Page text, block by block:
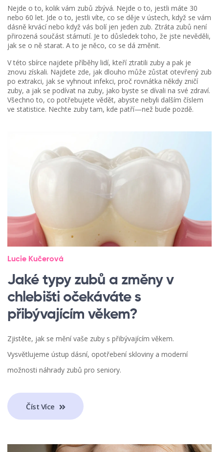
Nejde o to, kolik vám zubů zbývá. Nejde o to, jestli máte 30
nebo 60 let. Jde o to, jestli víte, co se děje v ústech, když se vám
dásně krvácí nebo když vás bolí jen jeden zub. Ztráta zubů není
přirozená součást stárnutí. Je to důsledek toho, že jste nevěděli,
jak se o ně starat. A to je něco, co se dá změnit.
V této sbírce najdete příběhy lidí, kteří ztratili zuby a pak je
znovu získali. Najdete zde, jak dlouho může zůstat otevřený zub
po extrakci, jak se vyhnout infekci, proč rovnátka někdy zničí
zuby, a jak se podívat na zuby, jako byste se dívali na své zdraví.
Všechno to, co potřebujete vědět, abyste nebyli dalším číslem
ve statistice. Nechte zuby tam, kde patří—než bude pozdě.
Lucie Kučerová
Jaké typy zubů a změny v
chlebišti očekáváte s
přibývajícím věkem?
Zjistěte, jak se mění vaše zuby s přibývajícím věkem.
Vysvětlujeme ústup dásní, opotřebení skloviny a moderní
možnosti náhrady zubů pro seniory.
Číst Více